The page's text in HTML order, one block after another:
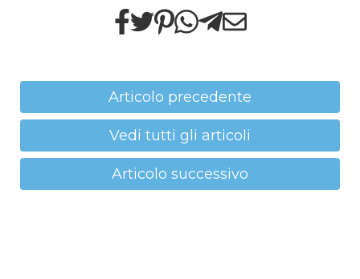
Articolo precedente
Vedi tutti gli articoli
Articolo successivo